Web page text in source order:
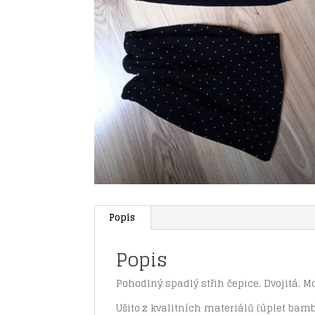
Popis
Popis
Pohodlný spadlý střih čepice. Dvojitá.
Ušito z kvalitních materiálů (úplet